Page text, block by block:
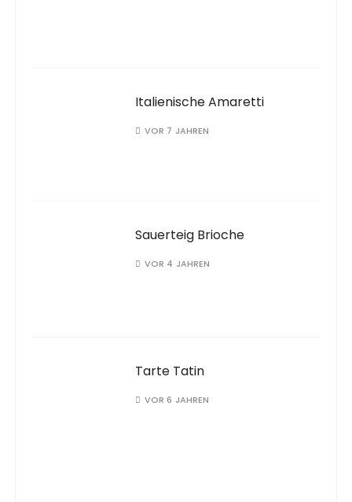
Italienische Amaretti
VOR 7 JAHREN
Sauerteig Brioche
VOR 4 JAHREN
Tarte Tatin
VOR 6 JAHREN